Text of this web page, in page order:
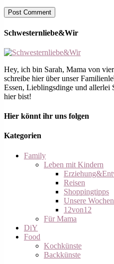
Schwesternliebe&Wir
Hey, ich bin Sarah, Mama von
schreibe hier über unser
Essen, Lieblingsdinge und allerlei
hier bist!
Hier könnt ihr uns folgen
Kategorien
Family
Leben mit Kindern
Reisen
Shoppingtipps
Unsere
12von12
Für Mama
DiY
Food
Kochkünste
Backkünste